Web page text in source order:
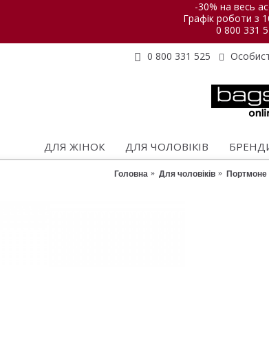
-30% на весь
Графік роботи з
0 800 331
0 800 331 525
ДЛЯ ЖІНОК ДЛЯ ЧОЛОВІКІВ
Головна Для чоловіків Портмоне